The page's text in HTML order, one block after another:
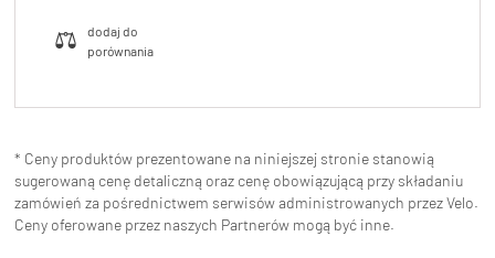
* Ceny produktów prezentowane na niniejszej stronie stanowią
sugerowaną cenę detaliczną oraz cenę obowiązującą przy składaniu
zamówień za pośrednictwem serwisów administrowanych przez Velo.
Ceny oferowane przez naszych Partnerów mogą być inne.